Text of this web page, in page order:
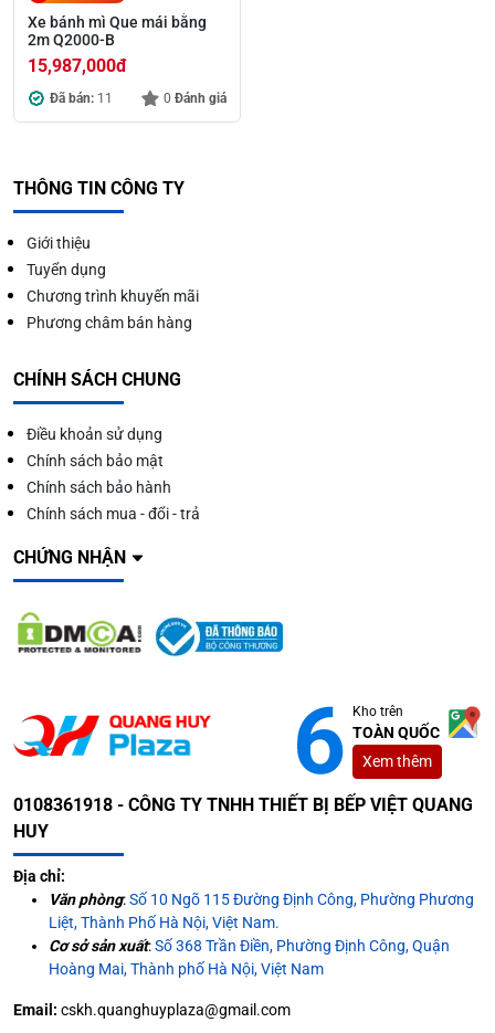
Xe bánh mì Que mái bằng
2m Q2000-B
15,987,000đ
Đã bán: 11 0 Đánh giá
THÔNG TIN CÔNG TY
Giới thiệu
Tuyển dụng
Chương trình khuyến mãi
Phương châm bán hàng
CHÍNH SÁCH CHUNG
Điều khoản sử dụng
Chính sách bảo mật
Chính sách bảo hành
Chính sách mua - đổi - trả
CHỨNG NHẬN
Kho trên
TOÀN QUỐC
Xem thêm
0108361918 - CÔNG TY TNHH THIẾT BỊ BẾP VIỆT QUANG
HUY
Địa chỉ:
Văn phòng:Số 10 Ngõ 115 Đường Định Công, Phường Phương
Liệt, Thành Phố Hà Nội, Việt Nam.
Cơ sở sản xuất:Số 368 Trần Điền, Phường Định Công, Quận
Hoàng Mai, Thành phố Hà Nội, Việt Nam
Email: cskh.quanghuyplaza@gmail.com